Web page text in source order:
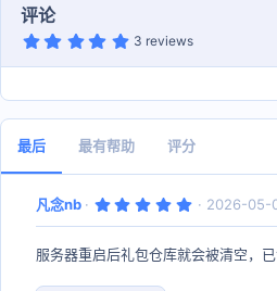
评论
5
0
星
3 reviews
最后 最有帮助 评分
凡念nb
5
0
0
星
2026-05-
服务器重启后礼包仓库就会被清空，